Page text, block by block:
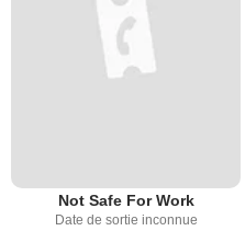
Not Safe For Work
Date de sortie inconnue